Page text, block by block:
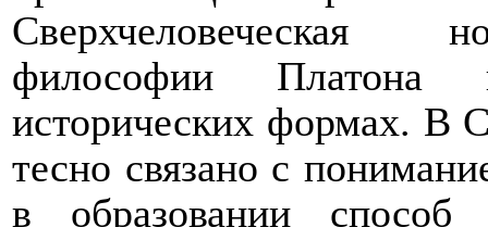
Сверхчеловеческая
философии Платона
исторических формах. В
тесно связано с
в образовании способ